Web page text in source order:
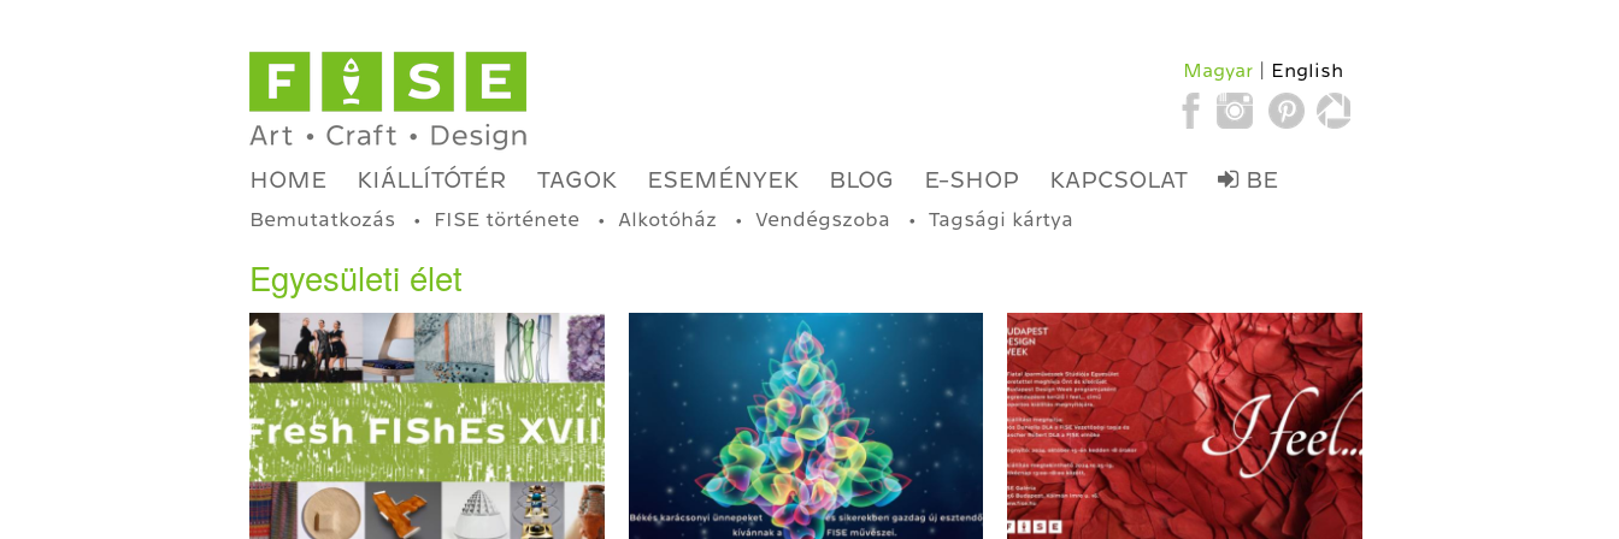
Magyar English
HOME KIÁLLÍTÓTÉR TAGOK ESEMÉNYEK BLOG E-SHOP KAPCSOLAT BE
Bemutatkozás FISE története Alkotóház Vendégszoba Tagsági kártya
Egyesületi élet